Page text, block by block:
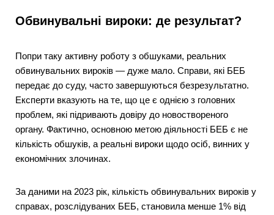
Обвинувальні вироки: де результат?
Попри таку активну роботу з обшуками, реальних
обвинувальних вироків — дуже мало. Справи, які БЕБ
передає до суду, часто завершуються безрезультатно.
Експерти вказують на те, що це є однією з головних
проблем, які підривають довіру до новоствореного
органу. Фактично, основною метою діяльності БЕБ є не
кількість обшуків, а реальні вироки щодо осіб, винних у
економічних злочинах.
За даними на 2023 рік, кількість обвинувальних вироків у
справах, розслідуваних БЕБ, становила менше 1% від